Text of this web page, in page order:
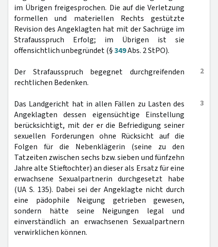
im Übrigen freigesprochen. Die auf die Verletzung
formellen und materiellen Rechts gestützte
Revision des Angeklagten hat mit der Sachrüge im
Strafausspruch Erfolg; im Übrigen ist sie
offensichtlich unbegründet (§349Abs. 2 StPO).
2
Der Strafausspruch begegnet durchgreifenden
rechtlichen Bedenken.
3
Das Landgericht hat in allen Fällen zu Lasten des
Angeklagten dessen eigensüchtige Einstellung
berücksichtigt, mit der er die Befriedigung seiner
sexuellen Forderungen ohne Rücksicht auf die
Folgen für die Nebenklägerin (seine zu den
Tatzeiten zwischen sechs bzw. sieben und fünfzehn
Jahre alte Stieftochter) an dieser als Ersatz für eine
erwachsene Sexualpartnerin durchgesetzt habe
(UA S. 135). Dabei sei der Angeklagte nicht durch
eine pädophile Neigung getrieben gewesen,
sondern hätte seine Neigungen legal und
einverständlich an erwachsenen Sexualpartnern
verwirklichen können.